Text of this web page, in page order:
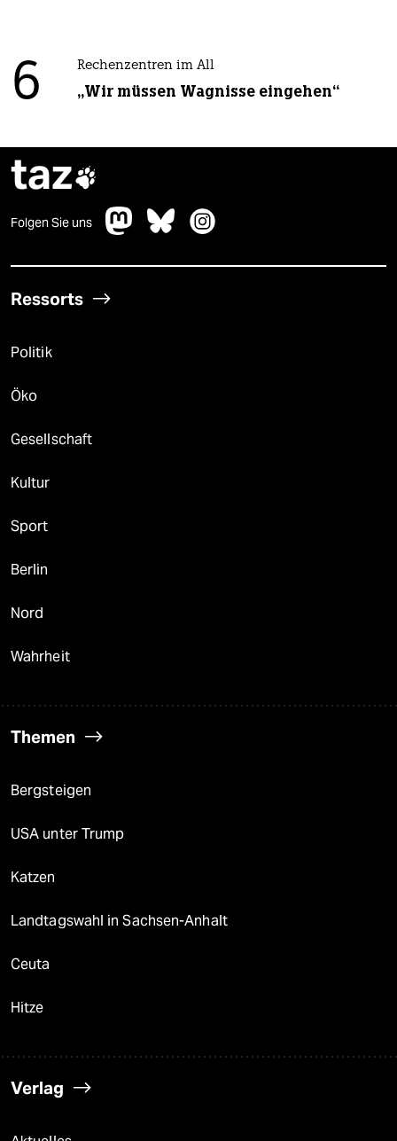
6 Rechenzentren im All
„Wir müssen Wagnisse eingehen“
taz
Folgen Sie uns
Ressorts
Politik
Öko
Gesellschaft
Kultur
Sport
Berlin
Nord
Wahrheit
Themen
Bergsteigen
USA unter Trump
Katzen
Landtagswahl in Sachsen-Anhalt
Ceuta
Hitze
Verlag